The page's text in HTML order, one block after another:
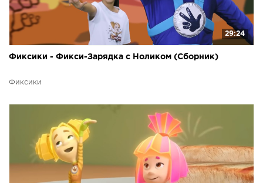
29:24
Фиксики - Фикси-Зарядка с Ноликом (Сборник)
Фиксики